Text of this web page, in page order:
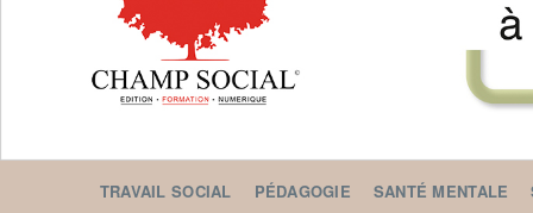
TRAVAIL SOCIAL PÉDAGOGIE SANTÉ MENTALE